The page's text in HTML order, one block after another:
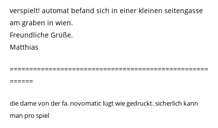
verspielt! automat befand sich in einer kleinen seitengasse
am graben in wien.
Freundliche Grüße.
Matthias
===================================================
======
die dame von der fa. novomatic lügt wie gedruckt. sicherlich kann
man pro spiel